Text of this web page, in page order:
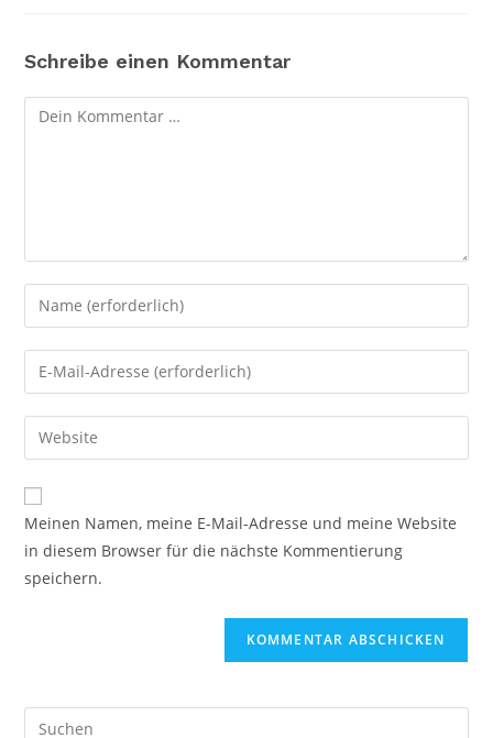
Schreibe einen Kommentar
Kommentar
Gib
deinen
Namen
oder
zum
Kommentieren
ein
Gib
deine
E-
Mail-
zum
Kommentieren
ein
Gib
deine
Website-
URL
Meinen Namen, meine E-Mail-Adresse und meine Website
in diesem Browser für die nächste Kommentierung
speichern.